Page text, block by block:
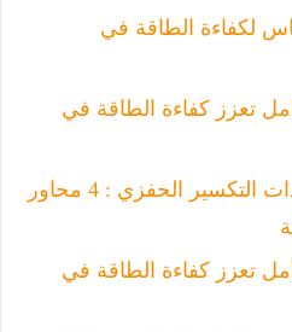
لكفاءة الطاقة في
على أهم 8 عوامل تعزز كفاءة الطاقة في
كفاءة الطاقة في وحدات التكسير الحفزي : 4 محاور
على أهم 8 عوامل تعزز كفاءة الطاقة في